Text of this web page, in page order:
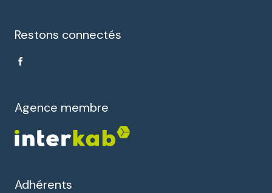
Restons connectés
Agence membre
Adhérents